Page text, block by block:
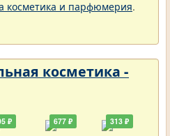
косметика и парфюмерия.
косметика -
₽ 677 ₽ 313 ₽